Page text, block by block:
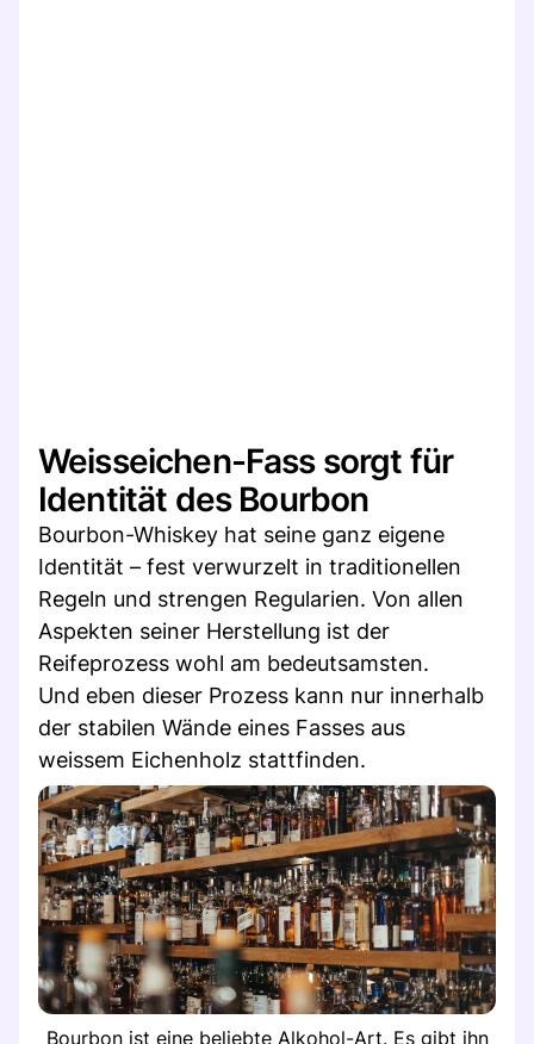
Weisseichen-Fass sorgt für
Identität des Bourbon
Bourbon-Whiskey hat seine ganz eigene
Identität – fest verwurzelt in traditionellen
Regeln und strengen Regularien. Von allen
Aspekten seiner Herstellung ist der
Reifeprozess wohl am bedeutsamsten.
Und eben dieser Prozess kann nur innerhalb
der stabilen Wände eines Fasses aus
weissem Eichenholz stattfinden.
Bourbon ist eine beliebte Alkohol-Art. Es gibt ihn